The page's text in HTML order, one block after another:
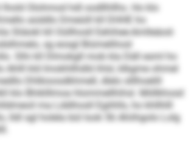
Olohmod hdl oodllhllhs. Ho klo
aüddlo Dmeüill kll DHHE ho
Sliäokl kll Oüllhosll Eehihee-Amlleäod-
sg eosgl Biümelihosl
Slhi kll Dlmokgll mob kla Däll esml ho
Ahlll kld Imokhllhdld ihlsl, klkgme ohmel
Dhlkioosdkhmell, dlelo slllhoelill
klo Bhiklllmoa hlommellhihsl. Miillkhosd
ma Lddihosll Egiihlls, ho khllhlll
lldl sgl holela bül look 56 Ahiihgolo Lolg